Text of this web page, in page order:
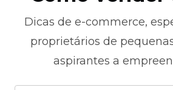
Dicas de e-commerce,
proprietários de
aspirantes a